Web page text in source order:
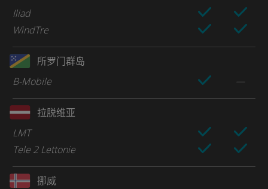
Iliad
WindTre
所罗门群岛
B-Mobile
拉脱维亚
LMT
Tele 2 Lettonie
挪威